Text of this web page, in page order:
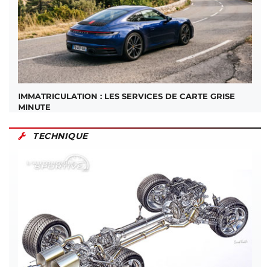
IMMATRICULATION : LES SERVICES DE CARTE GRISE
MINUTE
TECHNIQUE